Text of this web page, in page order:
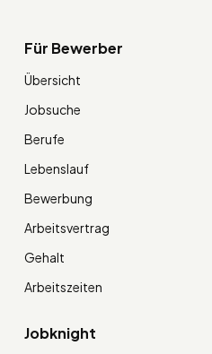
Für Bewerber
Übersicht
Jobsuche
Berufe
Lebenslauf
Bewerbung
Arbeitsvertrag
Gehalt
Arbeitszeiten
Jobknight